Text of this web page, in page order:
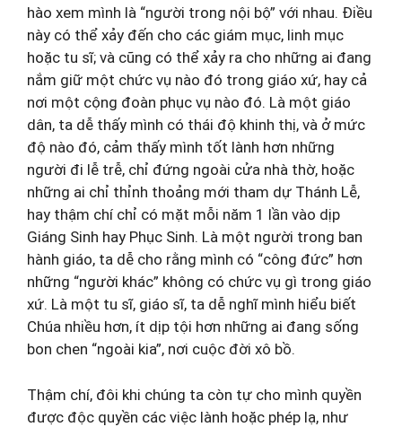
hào xem mình là “người trong nội bộ” với nhau. Điều
này có thể xảy đến cho các giám mục, linh mục
hoặc tu sĩ; và cũng có thể xảy ra cho những ai đang
nắm giữ một chức vụ nào đó trong giáo xứ, hay cả
nơi một cộng đoàn phục vụ nào đó. Là một giáo
dân, ta dễ thấy mình có thái độ khinh thị, và ở mức
độ nào đó, cảm thấy mình tốt lành hơn những
người đi lễ trễ, chỉ đứng ngoài cửa nhà thờ, hoặc
những ai chỉ thỉnh thoảng mới tham dự Thánh Lễ,
hay thậm chí chỉ có mặt mỗi năm 1 lần vào dịp
Giáng Sinh hay Phục Sinh. Là một người trong ban
hành giáo, ta dễ cho rằng mình có “công đức” hơn
những “người khác” không có chức vụ gì trong giáo
xứ. Là một tu sĩ, giáo sĩ, ta dễ nghĩ mình hiểu biết
Chúa nhiều hơn, ít dịp tội hơn những ai đang sống
bon chen “ngoài kia”, nơi cuộc đời xô bồ.
Thậm chí, đôi khi chúng ta còn tự cho mình quyền
được độc quyền các việc lành hoặc phép lạ, như